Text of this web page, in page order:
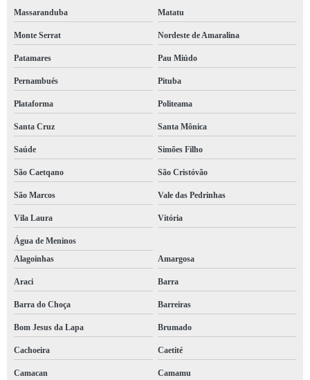
Massaranduba Matatu
Monte Serrat Nordeste de Amaralina
Patamares Pau Miúdo
Pernambués Pituba
Plataforma Politeama
Santa Cruz Santa Mônica
Saúde Simões Filho
São Caetqano São Cristóvão
São Marcos Vale das Pedrinhas
Vila Laura Vitória
Água de Meninos
Alagoinhas
Amargosa
Araci Barra
Barra do Choça Barreiras
Bom Jesus da Lapa Brumado
Cachoeira Caetité
Camacan Camamu